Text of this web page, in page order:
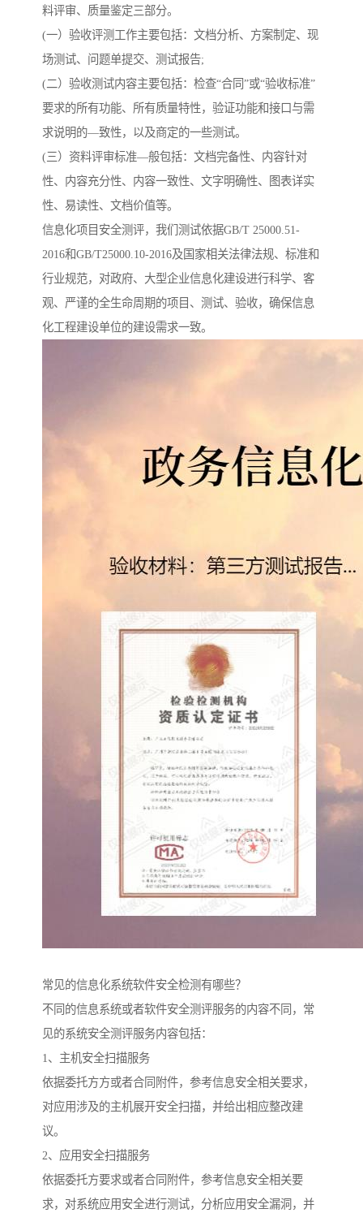
料评审、质量鉴定三部分。
(一）验收评测工作主要包括：文档分析、方案制定、现
场测试、问题单提交、测试报告;
(二）验收测试内容主要包括：检查“合同”或“验收标准”
要求的所有功能、所有质量特性，验证功能和接口与需
求说明的—致性，以及商定的一些测试。
(三）资料评审标准—般包括：文档完备性、内容针对
性、内容充分性、内容一致性、文字明确性、图表详实
性、易读性、文档价值等。
信息化项目安全测评，我们测试依据GB/T 25000.51-
2016和GB/T25000.10-2016及国家相关法律法规、标准和
行业规范，对政府、大型企业信息化建设进行科学、客
观、严谨的全生命周期的项目、测试、验收，确保信息
化工程建设单位的建设需求一致。
常见的信息化系统软件安全检测有哪些？
不同的信息系统或者软件安全测评服务的内容不同，常
见的系统安全测评服务内容包括：
1、主机安全扫描服务
依据委托方方或者合同附件，参考信息安全相关要求，
对应用涉及的主机展开安全扫描，并给出相应整改建
议。
2、应用安全扫描服务
依据委托方要求或者合同附件，参考信息安全相关要
求，对系统应用安全进行测试，分析应用安全漏洞，并